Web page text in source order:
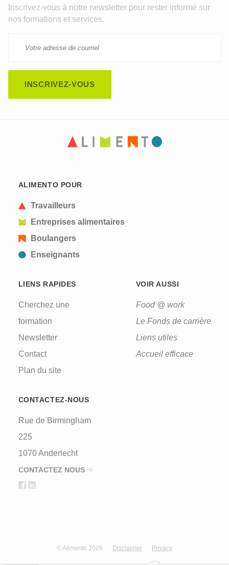
submissions.
Inscrivez-vous à notre newsletter pour rester informé sur
nos formations et services.
ALIMENTO POUR
Travailleurs
Entreprises alimentaires
Boulangers
Enseignants
LIENS RAPIDES
Cherchez une
formation
Newsletter
Contact
Plan du site
VOIR AUSSI
Food @ work
Le Fonds de carrière
Liens utiles
Accueil efficace
CONTACTEZ-NOUS
Rue de Birmingham
225
1070 Anderlecht
CONTACTEZ NOUS
© Alimento 2026 Disclaimer Privacy